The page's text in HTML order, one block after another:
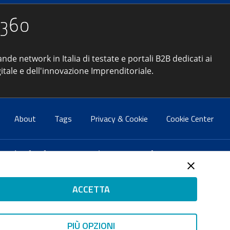
network in Italia di testate e portali B2B dedicati ai
e dell'innovazione Imprenditoriale.
About Tags Privacy & Cookie Cookie Center
info@forumpa.it- tel. 06 684251 - fax. 06 68425433
2 maggio 2008 - Direttore resp. Michela Stentella
per il sistema di management di qualità SQS (ISO
AWS
ACCETTA
PIÙ OPZIONI